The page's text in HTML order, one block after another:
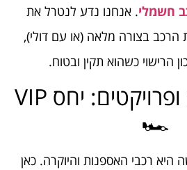
חשמלי. אנחנו נדע לנטרל את
בצורה מלאה (או עם דולי),
הרישוי כשהוא תקין ובטוח.
רכבי אספנות ופרויקטים: יחס VIP
🏎️
היא רכבי האספנות והיוקרה. כאן